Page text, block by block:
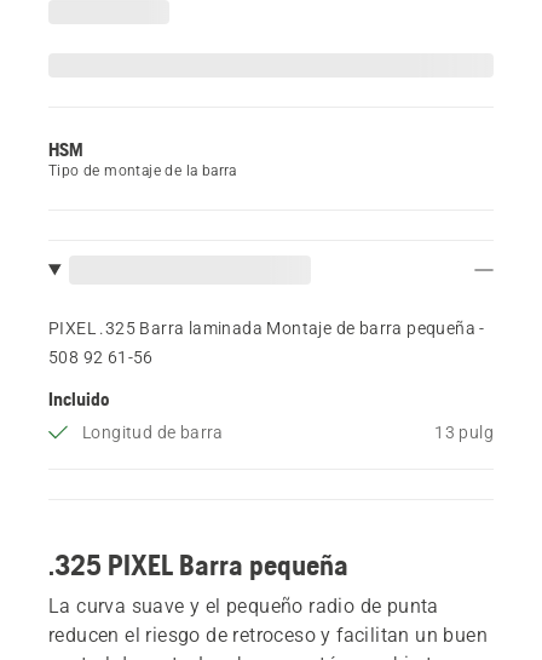
HSM
Tipo de montaje de la barra
PIXEL .325 Barra laminada Montaje de barra pequeña -
508 92 61‑56
Incluido
Longitud de barra 13 pulg
.325 PIXEL Barra pequeña
La curva suave y el pequeño radio de punta
reducen el riesgo de retroceso y facilitan un buen